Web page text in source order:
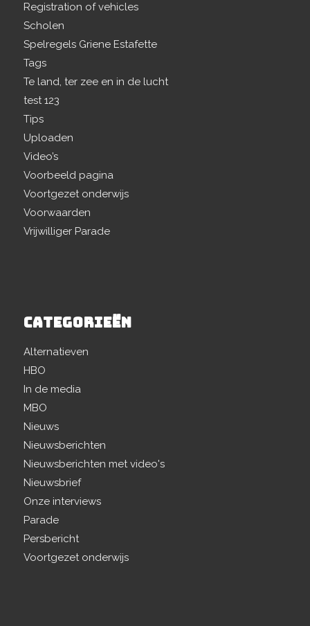
Registration of vehicles
Scholen
Spelregels Griene Estafette
Tags
Te land, ter zee en in de lucht
test 123
Tips
Uploaden
Video’s
Voorbeeld pagina
Voortgezet onderwijs
Voorwaarden
Vrijwilliger Parade
CATEGORIEËN
Alternatieven
HBO
In de media
MBO
Nieuws
Nieuwsberichten
Nieuwsberichten met video's
Nieuwsbrief
Onze interviews
Parade
Persbericht
Voortgezet onderwijs